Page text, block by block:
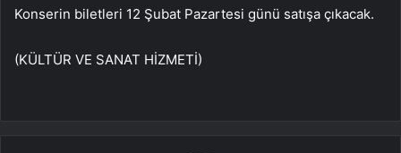
Konserin biletleri 12 Şubat Pazartesi günü satışa çıkacak.
(KÜLTÜR VE SANAT HİZMETİ)